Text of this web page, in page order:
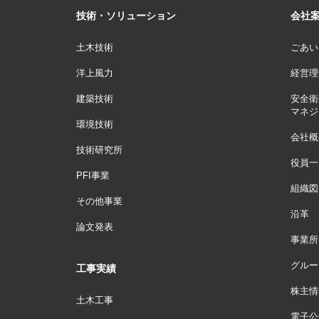
技術・ソリューション
土木技術
洋上風力
建築技術
環境技術
技術研究所
PFI事業
その他事業
論文発表
工事実績
土木工事
会社
ごあ
経営
安全
マネ
会社
役員
組織図
沿革
事業所
グル
株主
電子